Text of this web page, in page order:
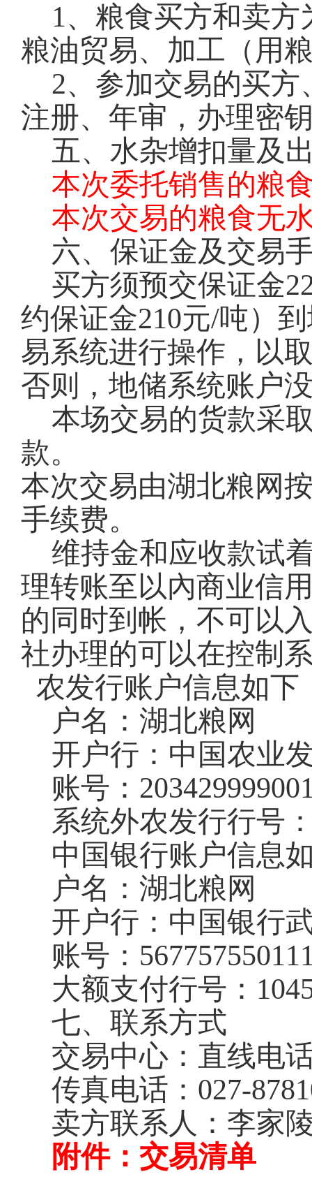
1、粮食买方和卖
粮油贸易、加工（用
2、参加交易的买
注册、年审，办理密
五、水杂增扣量及
本次委托销售的粮
本次交易的粮食无
六、保证金及交易
买方须预交保证金
约保证金210元/吨）
易系统进行操作，以
否则，地储系统账户
本场交易的货款采
款。
本次交易由湖北粮网
手续费。
维持金和应收款试
理转账至以內商业信
的同时到帐，不可以
社办理的可以在控制
农发行账户信息如下
户名：湖北粮网
开户行：中国农业
账号：
系统外农发行行号
中国银行账户信息
户名：湖北粮网
开户行：中国银行
账号：
大额支付行号：
七、联系方式
交易中心：直线电
传真电话： 027-
卖方联系人：李家
附件：交易清单